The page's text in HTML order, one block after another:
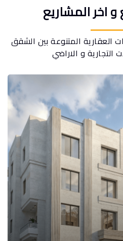
و اخر المشاريع
المتنوعة بين الشقق
التجارية و الاراضي